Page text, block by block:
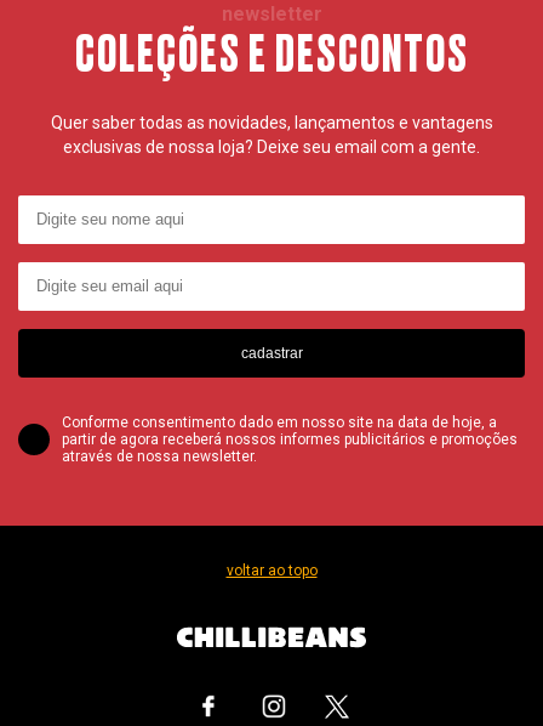
newsletter
COLEÇÕES E DESCONTOS
Quer saber todas as novidades, lançamentos e vantagens
exclusivas de nossa loja? Deixe seu email com a gente.
cadastrar
Conforme consentimento dado em nosso site na data de hoje, a
partir de agora receberá nossos informes publicitários e promoções
através de nossa newsletter.
voltar ao topo